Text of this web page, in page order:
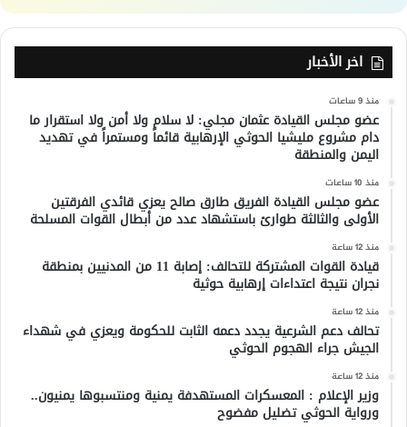
اخر الأخبار
منذ 9 ساعات
عضو مجلس القيادة عثمان مجلي: لا سلام ولا أمن ولا استقرار ما
دام مشروع مليشيا الحوثي الإرهابية قائماً ومستمراً في تهديد
اليمن والمنطقة
منذ 10 ساعات
عضو مجلس القيادة الفريق طارق صالح يعزي قائدي الفرقتين
الأولى والثالثة طوارئ باستشهاد عدد من أبطال القوات المسلحة
منذ 12 ساعة
قيادة القوات المشتركة للتحالف: إصابة 11 من المدنيين بمنطقة
نجران نتيجة اعتداءات إرهابية حوثية
منذ 12 ساعة
تحالف دعم الشرعية يجدد دعمه الثابت للحكومة ويعزي في شهداء
الجيش جراء الهجوم الحوثي
منذ 12 ساعة
وزير الإعلام : المعسكرات المستهدفة يمنية ومنتسبوها يمنيون..
ورواية الحوثي تضليل مفضوح